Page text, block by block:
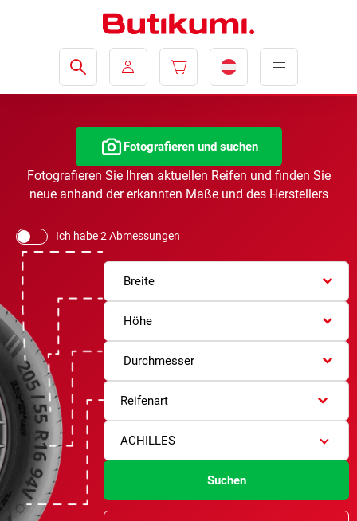
Fotografieren und suchen
Fotografieren Sie Ihren aktuellen Reifen und finden Sie
neue anhand der erkannten Maße und des Herstellers
Ich habe 2 Abmessungen
Breite
Höhe
Durchmesser
Reifenart
ACHILLES
Suchen